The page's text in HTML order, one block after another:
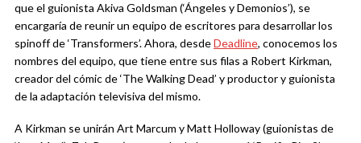
que el guionista Akiva Goldsman (‘Ángeles y Demonios’), se
encargaría de reunir un equipo de escritores para desarrollar los
spinoff de ‘Transformers’. Ahora, desdeDeadline, conocemos los
nombres del equipo, que tiene entre sus filas a Robert Kirkman,
creador del cómic de ‘The Walking Dead’ y productor y guionista
de la adaptación televisiva del mismo.
A Kirkman se unirán Art Marcum y Matt Holloway (guionistas de